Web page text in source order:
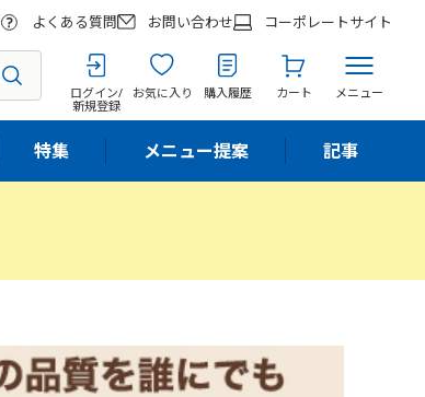
よくある質問 お問い合わせ コーポレートサイト
ログイン/
新規登録
お気に入り 購入履歴 カート メニュー
特集 メニュー提案 記事